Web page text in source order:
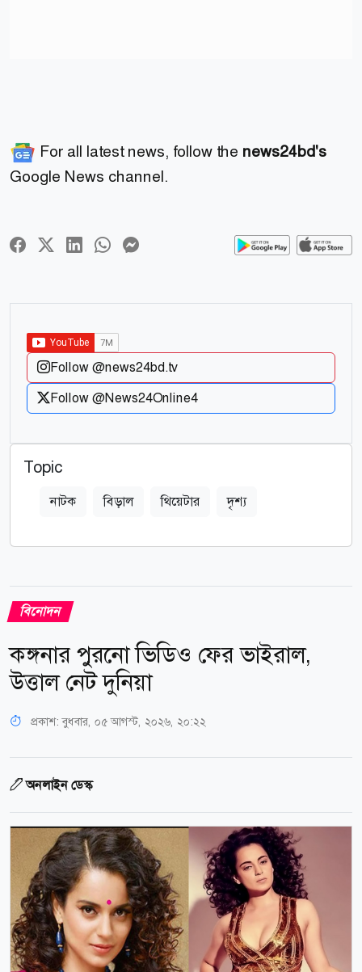
For all latest news, follow the news24bd's
Google News channel.
Follow @news24bd.tv
Follow @News24Online4
Topic
নাটক বিড়াল থিয়েটার দৃশ্য
বিনোদন
কঙ্গনার পুরনো ভিডিও ফের ভাইরাল,
উত্তাল নেট দুনিয়া
প্রকাশ:বুধবার, ০৫ আগস্ট, ২০২৬, ২০:২২
অনলাইন ডেস্ক